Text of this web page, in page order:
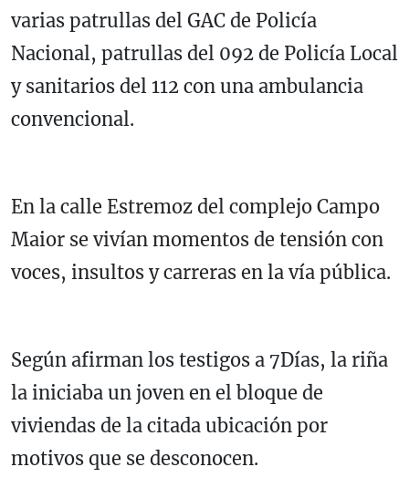
varias patrullas del GAC de Policía
Nacional, patrullas del 092 de Policía Local
y sanitarios del 112 con una ambulancia
convencional.
En la calle Estremoz del complejo Campo
Maior se vivían momentos de tensión con
voces, insultos y carreras en la vía pública.
Según afirman los testigos a 7Días, la riña
la iniciaba un joven en el bloque de
viviendas de la citada ubicación por
motivos que se desconocen.